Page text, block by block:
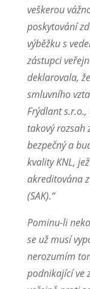
veškerou
poskytování
výběžku s
zástupci
deklarovala,
smluvního
Frýdlant
takový rozsah
bezpečný a
kvality KNL,
akreditována
(SAK).“
Pominu-li
se už musí
nerozumím
podnikající ve